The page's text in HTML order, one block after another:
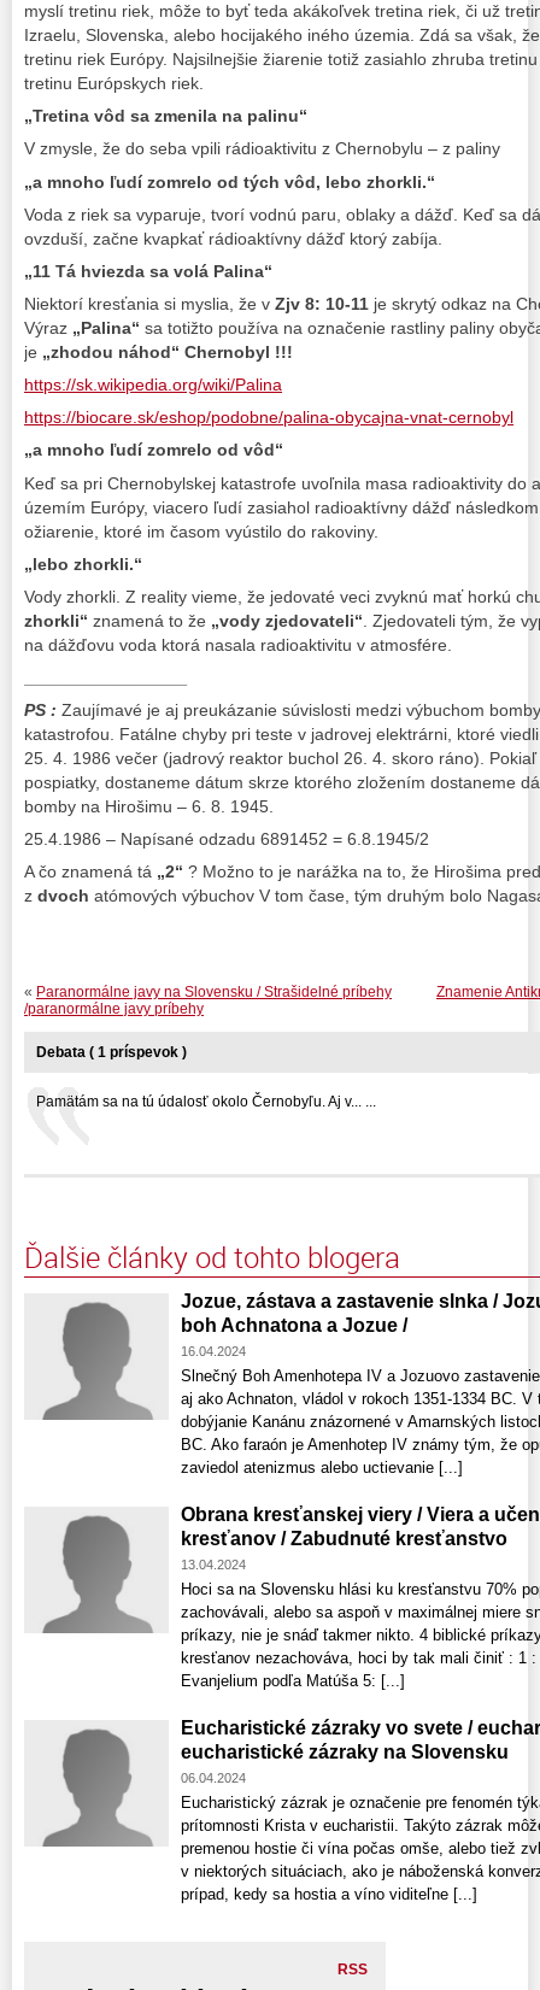
myslí tretinu riek, môže to byť teda akákoľvek tretina riek, či už
Izraelu, Slovenska, alebo hocijakého iného územia. Zdá sa však,
tretinu riek Európy. Najsilnejšie žiarenie totiž zasiahlo zhruba
tretinu Európskych riek.
„Tretina vôd sa zmenila na palinu“
V zmysle, že do seba vpili rádioaktivitu z Chernobylu – z paliny
„a mnoho ľudí zomrelo od tých vôd, lebo zhorkli.“
Voda z riek sa vyparuje, tvorí vodnú paru, oblaky a dážď. Keď sa
ovzduší, začne kvapkať rádioaktívny dážď ktorý zabíja.
„11 Tá hviezda sa volá Palina“
Niektorí kresťania si myslia, že v Zjv 8: 10-11 je skrytý odkaz na
Výraz „Palina“ sa totižto používa na označenie rastliny paliny
je „zhodou náhod“ Chernobyl !!!
https://sk.wikipedia.org/wiki/Palina
https://biocare.sk/eshop/podobne/palina-obycajna-vnat-cernobyl
„a mnoho ľudí zomrelo od vôd“
Keď sa pri Chernobylskej katastrofe uvoľnila masa radioaktivity do
územím Európy, viacero ľudí zasiahol radioaktívny dážď
ožiarenie, ktoré im časom vyústilo do rakoviny.
„lebo zhorkli.“
Vody zhorkli. Z reality vieme, že jedovaté veci zvyknú mať horkú
zhorkli“ znamená to že „vody zjedovateli“ . Zjedovateli tým, že
na dážďovu voda ktorá nasala radioaktivitu v atmosfére.
PS : Zaujímavé je aj preukázanie súvislosti medzi výbuchom
katastrofou. Fatálne chyby pri teste v jadrovej elektrárni, ktoré
25. 4. 1986 večer (jadrový reaktor buchol 26. 4. skoro ráno).
pospiatky, dostaneme dátum skrze ktorého zložením dostaneme
bomby na Hirošimu – 6. 8. 1945.
25.4.1986 – Napísané odzadu 6891452 = 6.8.1945/2
A čo znamená tá „2“ ? Možno to je narážka na to, že Hirošima
z dvoch atómových výbuchov V tom čase, tým druhým bolo
Znamenie
« Paranormálne javy na Slovensku / Strašidelné príbehy
/paranormálne javy príbehy
Debata ( 1 príspevok )
Pamätám sa na tú údalosť okolo Černobyľu. Aj v... ...
Ďalšie články od tohto blogera
Jozue, zástava a zastavenie slnka /
boh Achnatona a Jozue /
16.04.2024
Slnečný Boh Amenhotepa IV a Jozuovo
aj ako Achnaton, vládol v rokoch 1351-1334 BC.
dobýjanie Kanánu znázornené v Amarnských
BC. Ako faraón je Amenhotep IV známy tým, že
zaviedol atenizmus alebo uctievanie [...]
Obrana kresťanskej viery / Viera a
kresťanov / Zabudnuté kresťanstvo
13.04.2024
Hoci sa na Slovensku hlási ku kresťanstvu 70%
zachovávali, alebo sa aspoň v maximálnej miere
príkazy, nie je snáď takmer nikto. 4 biblické
kresťanov nezachováva, hoci by tak mali činiť : 1
Evanjelium podľa Matúša 5: [...]
Eucharistické zázraky vo svete /
eucharistické zázraky na Slovensku
06.04.2024
Eucharistický zázrak je označenie pre fenomén
prítomnosti Krista v eucharistii. Takýto zázrak
premenou hostie či vína počas omše, alebo tiež
v niektorých situáciach, ako je náboženská
prípad, kedy sa hostia a víno viditeľne [...]
RSS